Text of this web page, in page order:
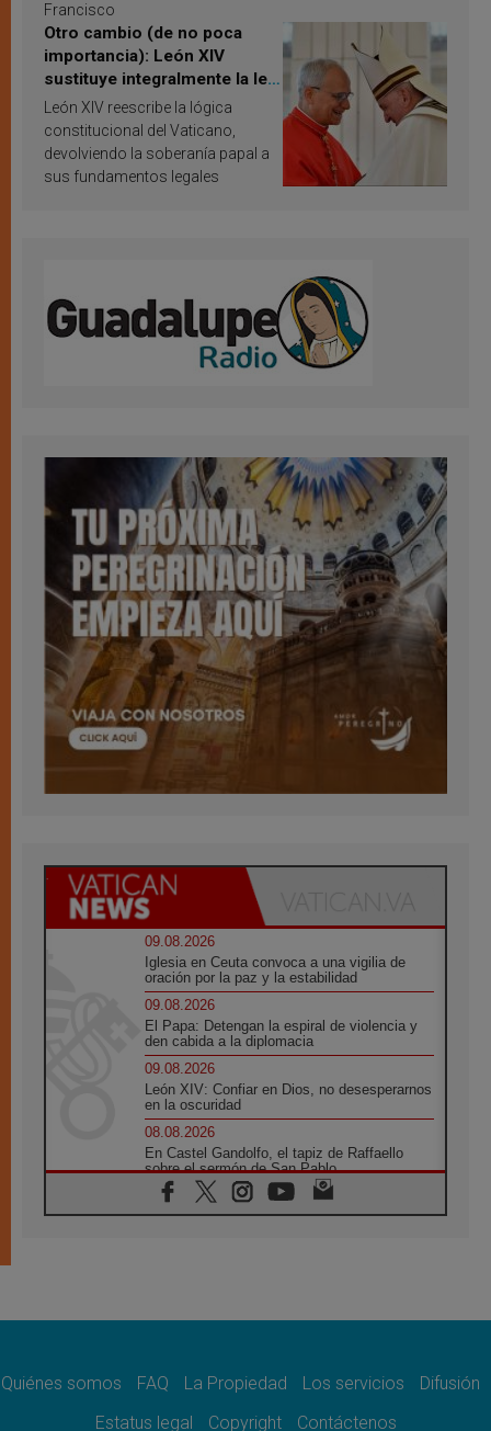
Francisco
Otro cambio (de no poca
importancia): León XIV
sustituye integralmente la ley
vaticana de Papa Francisco
León XIV reescribe la lógica
constitucional del Vaticano,
devolviendo la soberanía papal a
sus fundamentos legales
09.08.2026
Iglesia en Ceuta convoca a una vigilia de
oración por la paz y la estabilidad
09.08.2026
El Papa: Detengan la espiral de violencia y
den cabida a la diplomacia
09.08.2026
León XIV: Confiar en Dios, no desesperarnos
en la oscuridad
08.08.2026
En Castel Gandolfo, el tapiz de Raffaello
sobre el sermón de San Pablo
08.08.2026
En Colombia, «la paz no se compra con una
08.08.2026
08.08.2026
del Buen Consejo de Genazzano
Quiénes somos FAQ La Propiedad Los servicios
Difusión
Estatus legal
Copyright Contáctenos